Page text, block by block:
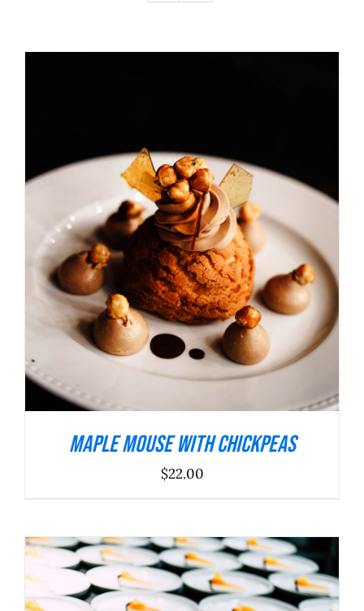
ADICIONAR / DETALHES
Maple Mouse With Chickpeas
$22.00